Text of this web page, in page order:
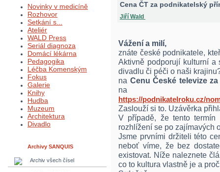
Novinky v medicíně
Rozhovor
Setkání s...
Ateliér
WALD Press
Seriál diagnoza
Domácí lékárna
Pedagogika
Léčba Komenským
Fokus
Galerie
Knihy
Hudba
Muzeum
Architektura
Divadlo
Archivy SANQUIS
Archiv všech čísel
Cena ČT za podnikatelský
Jiří Wald
Vážení a milí,
znáte české podnikatele,
Aktivně podporují kulturní a
divadlu či péči o naši
na Cenu České televize
na
https://podnikatelroku.cz/
Zaslouží si to. Uzávěrka
V případě, že tento termín
rozhlížení se po zajímavých
Jsme prvními držiteli této
neboť víme, že bez
existovat. Níže naleznete
co to kultura vlastně je a